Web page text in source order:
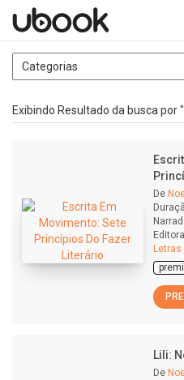
Exibindo Resultado da busca por
De
Letras
Lili:
De